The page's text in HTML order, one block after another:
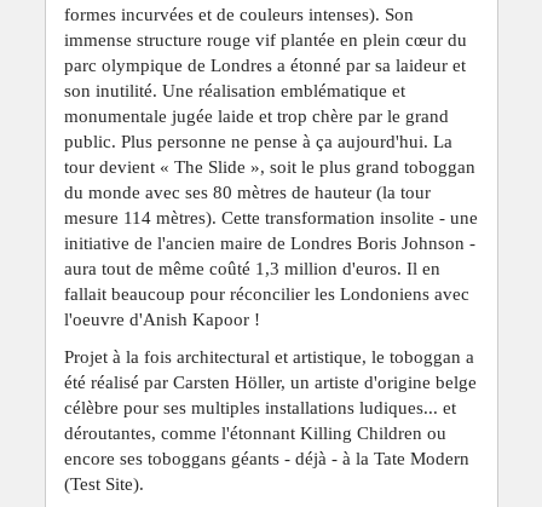
formes incurvées et de couleurs intenses). Son
immense structure rouge vif plantée en plein cœur du
parc olympique de Londres a étonné par sa laideur et
son inutilité. Une réalisation emblématique et
monumentale jugée laide et trop chère par le grand
public. Plus personne ne pense à ça aujourd'hui. La
tour devient « The Slide », soit le plus grand toboggan
du monde avec ses 80 mètres de hauteur (la tour
mesure 114 mètres). Cette transformation insolite - une
initiative de l'ancien maire de Londres Boris Johnson -
aura tout de même coûté 1,3 million d'euros. Il en
fallait beaucoup pour réconcilier les Londoniens avec
l'oeuvre d'Anish Kapoor !
Projet à la fois architectural et artistique, le toboggan a
été réalisé par Carsten Höller, un artiste d'origine belge
célèbre pour ses multiples installations ludiques... et
déroutantes, comme l'étonnant Killing Children ou
encore ses toboggans géants - déjà - à la Tate Modern
(Test Site).